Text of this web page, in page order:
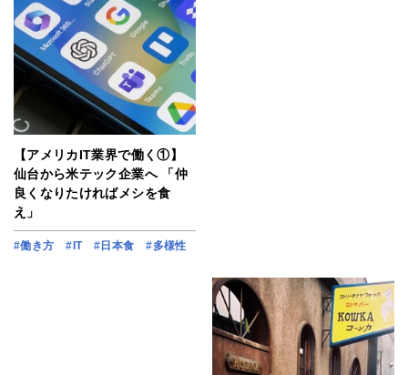
【アメリカIT業界で働く①】
仙台から米テック企業へ 「仲
良くなりたければメシを食
え」
#働き方 #IT #日本食 #多様性